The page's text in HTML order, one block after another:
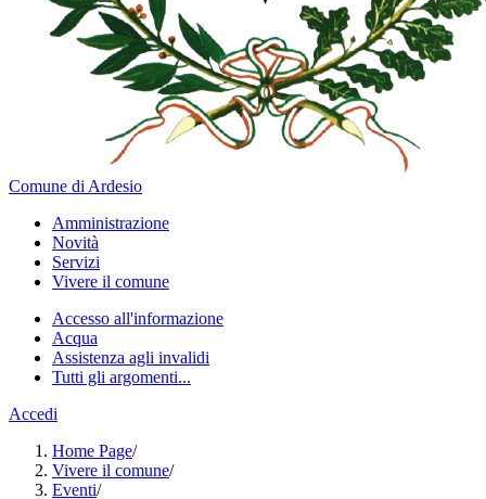
Comune di Ardesio
Amministrazione
Novità
Servizi
Vivere il comune
Accesso all'informazione
Acqua
Assistenza agli invalidi
Tutti gli argomenti...
Accedi
Home Page/
Vivere il comune/
Eventi/